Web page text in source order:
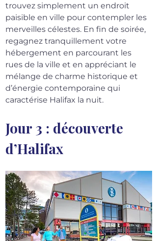
trouvez simplement un endroit
paisible en ville pour contempler les
merveilles célestes. En fin de soirée,
regagnez tranquillement votre
hébergement en parcourant les
rues de la ville et en appréciant le
mélange de charme historique et
d’énergie contemporaine qui
caractérise Halifax la nuit.
Jour 3 : découverte
d’Halifax